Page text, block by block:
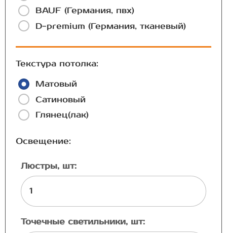
BAUF (Германия, пвх)
D-premium (Германия, тканевый)
Текстура потолка:
Матовый
Сатиновый
Глянец(лак)
Освещение:
Люстры, шт:
Точечные светильники, шт: